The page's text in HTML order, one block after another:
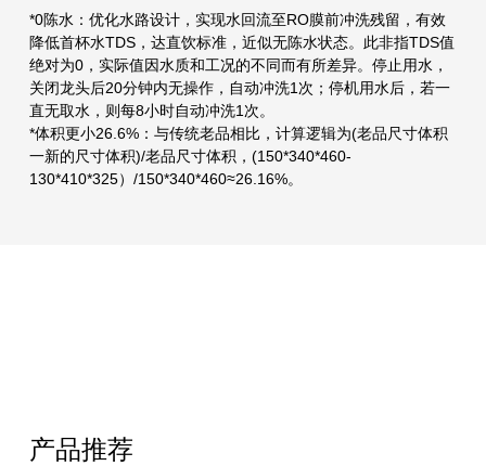
*0陈水：优化水路设计，实现水回流至RO膜前冲洗残留，有效
降低首杯水TDS，达直饮标准，近似无陈水状态。此非指TDS值
绝对为0，实际值因水质和工况的不同而有所差异。停止用水，
关闭龙头后20分钟内无操作，自动冲洗1次；停机用水后，若一
直无取水，则每8小时自动冲洗1次。
*体积更小26.6%：与传统老品相比，计算逻辑为(老品尺寸体积
一新的尺寸体积)/老品尺寸体积，(150*340*460-
130*410*325）/150*340*460≈26.16%。
产品推荐